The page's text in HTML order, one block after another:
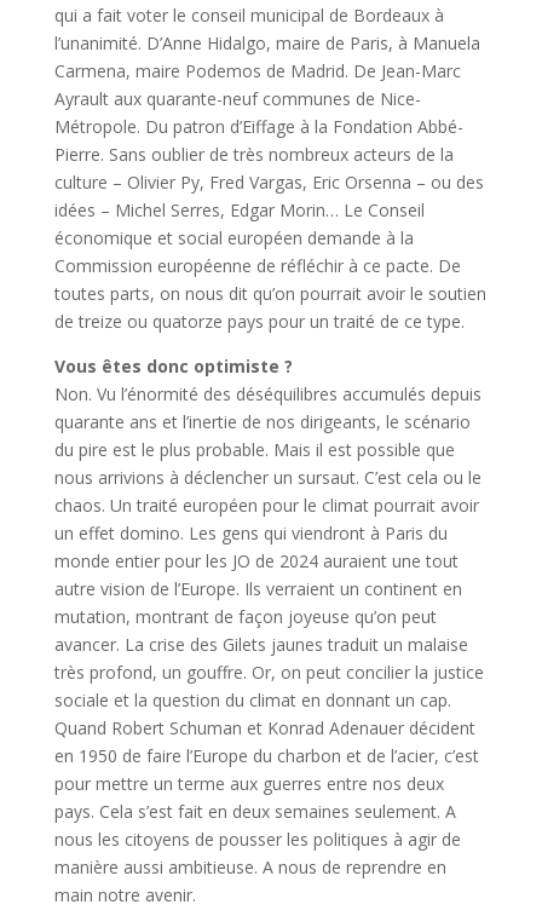
qui a fait voter le conseil municipal de Bordeaux à
l’unanimité. D’Anne Hidalgo, maire de Paris, à Manuela
Carmena, maire Podemos de Madrid. De Jean-Marc
Ayrault aux quarante-neuf communes de Nice-
Métropole. Du patron d’Eiffage à la Fondation Abbé-
Pierre. Sans oublier de très nombreux acteurs de la
culture – Olivier Py, Fred Vargas, Eric Orsenna – ou des
idées – Michel Serres, Edgar Morin… Le Conseil
économique et social européen demande à la
Commission européenne de réfléchir à ce pacte. De
toutes parts, on nous dit qu’on pourrait avoir le soutien
de treize ou quatorze pays pour un traité de ce type.
Vous êtes donc optimiste ?
Non. Vu l’énormité des déséquilibres accumulés depuis
quarante ans et l’inertie de nos dirigeants, le scénario
du pire est le plus probable. Mais il est possible que
nous arrivions à déclencher un sursaut. C’est cela ou le
chaos. Un traité européen pour le climat pourrait avoir
un effet domino. Les gens qui viendront à Paris du
monde entier pour les JO de 2024 auraient une tout
autre vision de l’Europe. Ils verraient un continent en
mutation, montrant de façon joyeuse qu’on peut
avancer. La crise des Gilets jaunes traduit un malaise
très profond, un gouffre. Or, on peut concilier la justice
sociale et la question du climat en donnant un cap.
Quand Robert Schuman et Konrad Adenauer décident
en 1950 de faire l’Europe du charbon et de l’acier, c’est
pour mettre un terme aux guerres entre nos deux
pays. Cela s’est fait en deux semaines seulement. A
nous les citoyens de pousser les politiques à agir de
manière aussi ambitieuse. A nous de reprendre en
main notre avenir.